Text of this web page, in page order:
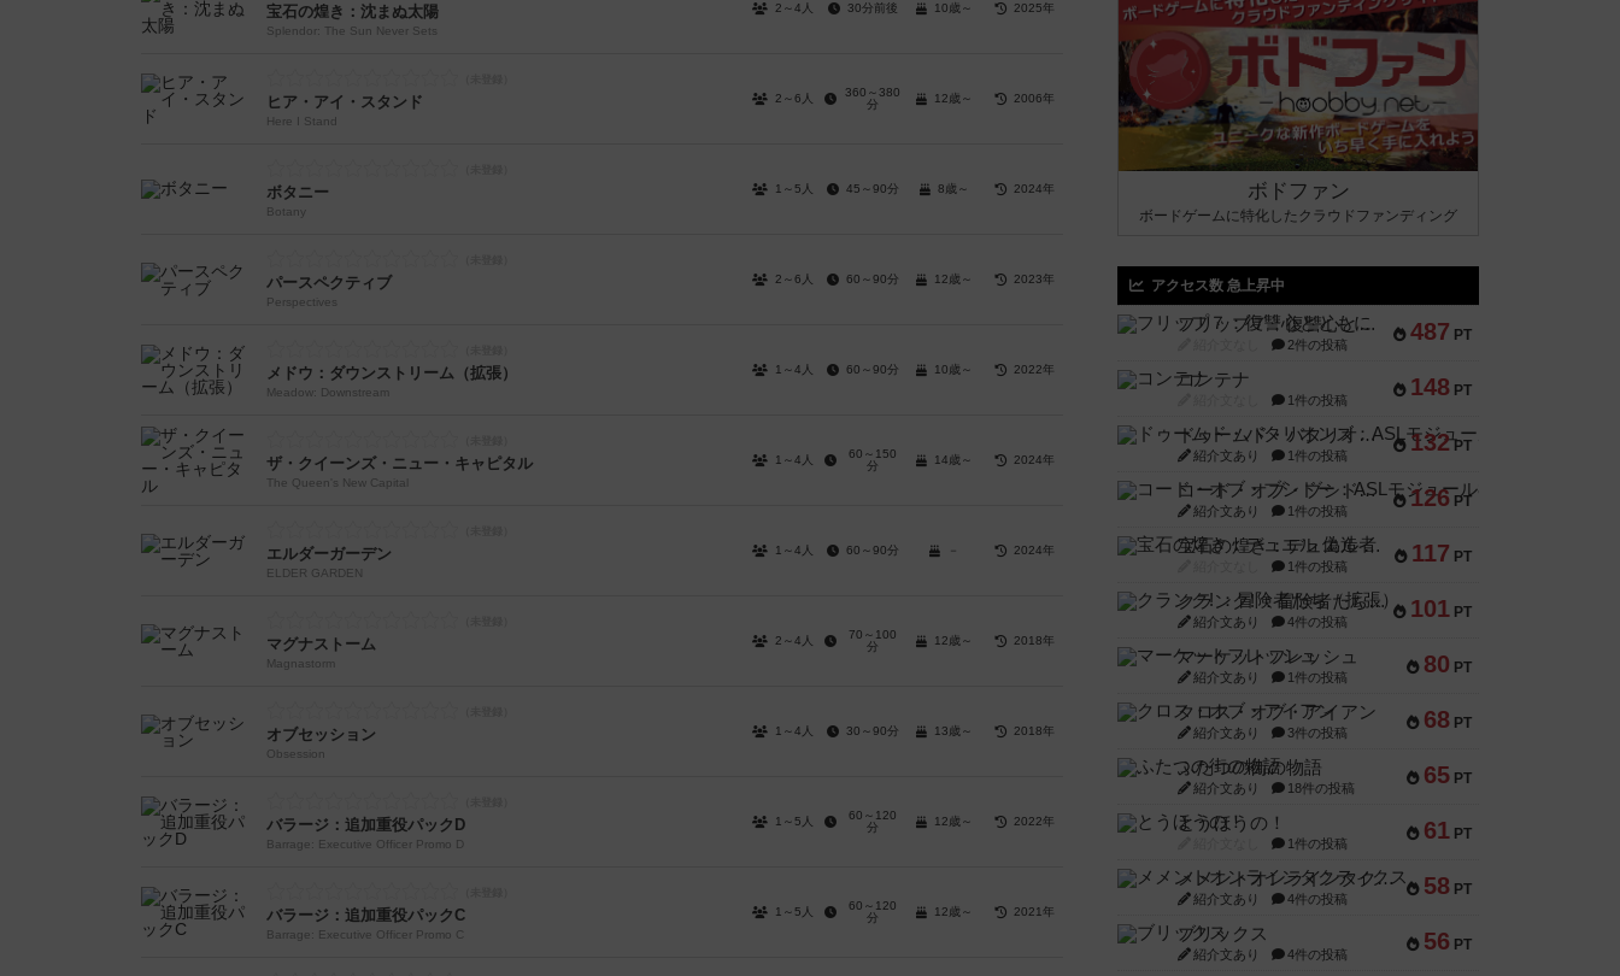
宝石の煌き：沈まぬ太陽
Splendor: The Sun Never Sets
2～4人 30分前後 10歳～ 2025年
ヒア・アイ・スタンド
Here I Stand
2～6人
360～380
分
12歳～ 2006年
ボタニー
Botany
1～5人 45～90分 8歳～ 2024年
パースペクティブ
Perspectives
2～6人 60～90分 12歳～ 2023年
メドウ：ダウンストリーム（拡張）
Meadow: Downstream
1～4人 60～90分 10歳～ 2022年
ザ・クイーンズ・ニュー・キャピタル
The Queen's New Capital
1～4人
60～150
分
14歳～ 2024年
エルダーガーデン
ELDER GARDEN
1～4人 60～90分 － 2024年
マグナストーム
Magnastorm
2～4人
70～100
分
12歳～ 2018年
オブセッション
Obsession
1～4人 30～90分 13歳～ 2018年
バラージ：追加重役パックD
Barrage: Executive Officer Promo D
1～5人
60～120
分
12歳～ 2022年
バラージ：追加重役パックC
Barrage: Executive Officer Promo C
1～5人
60～120
分
12歳～ 2021年
ボドファン
ボードゲームに特化したクラウドファンディング
アクセス数 急上昇中
487 PT
フリップ７：復讐心とともに
2件の投稿
148 PT
コンテナ
1件の投稿
132 PT
ドゥームド・バタリオンズ：ASLモジュール11
紹介文あり 1件の投稿
126 PT
コード・オブ・ブシドー：ASLモジュール8
紹介文あり 1件の投稿
117 PT
宝石の煌き：デュエル 偽造者
1件の投稿
101 PT
クランク! ：冒険者たち（拡張）
紹介文あり 4件の投稿
80 PT
マーケットフレッシュ
紹介文あり 1件の投稿
68 PT
クロス・オブ・アイアン
紹介文あり 3件の投稿
65 PT
ふたつの街の物語
紹介文あり 18件の投稿
61 PT
とうほうの！
1件の投稿
58 PT
メメントオンラインタクティクス
紹介文あり 4件の投稿
56 PT
ブリックス
紹介文あり 4件の投稿